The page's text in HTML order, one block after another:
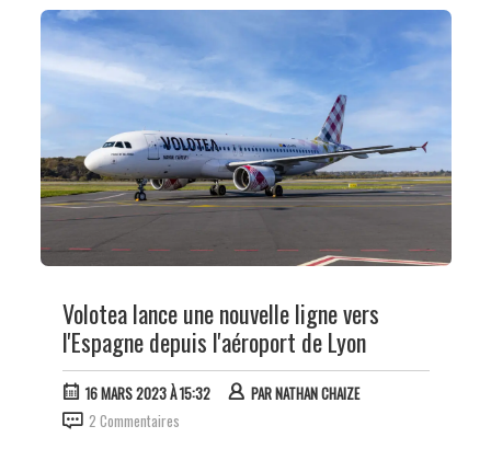
Volotea lance une nouvelle ligne vers
l'Espagne depuis l'aéroport de Lyon
16 MARS 2023 À 15:32 PARNATHAN CHAIZE
2 Commentaires